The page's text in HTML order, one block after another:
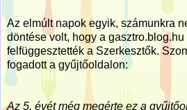
Az elmúlt napok egyik, számunkra
döntése volt, hogy a
felfüggesztették a Szerkesztők.
fogadott a gyűjtőoldalon:
Az 5. évét még megérte ez a